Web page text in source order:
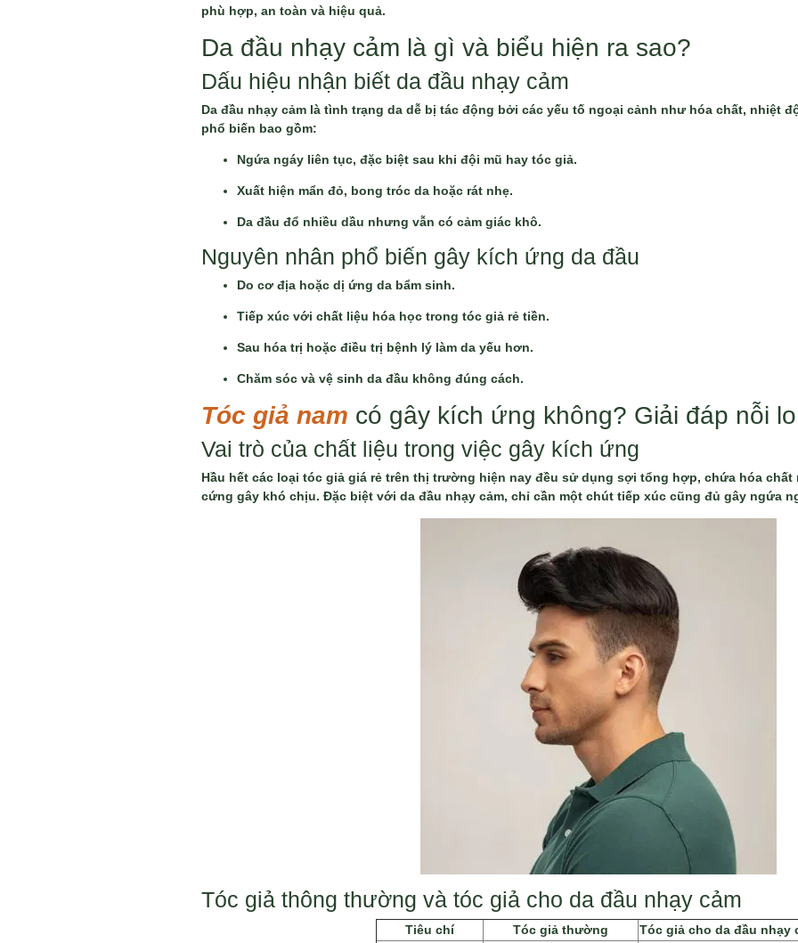
phù hợp, an toàn và hiệu quả.
Da đầu nhạy cảm là gì và biểu hiện ra sao?
Dấu hiệu nhận biết da đầu nhạy cảm
Da đầu nhạy cảm là tình trạng da dễ bị tác động bởi các yếu tố ngoại cảnh như hóa chất, nhiệt
phổ biến bao gồm:
Ngứa ngáy liên tục, đặc biệt sau khi đội mũ hay tóc giả.
Xuất hiện mẩn đỏ, bong tróc da hoặc rát nhẹ.
Da đầu đổ nhiều dầu nhưng vẫn có cảm giác khô.
Nguyên nhân phổ biến gây kích ứng da đầu
Do cơ địa hoặc dị ứng da bẩm sinh.
Tiếp xúc với chất liệu hóa học trong tóc giả rẻ tiền.
Sau hóa trị hoặc điều trị bệnh lý làm da yếu hơn.
Chăm sóc và vệ sinh da đầu không đúng cách.
Tóc giả nam có gây kích ứng không? Giải đáp nỗi
Vai trò của chất liệu trong việc gây kích ứng
Hầu hết các loại tóc giả giá rẻ trên thị trường hiện nay đều sử dụng sợi tổng hợp, chứa hóa chất
cứng gây khó chịu. Đặc biệt với da đầu nhạy cảm, chỉ cần một chút tiếp xúc cũng đủ gây ngứa
Tóc giả thông thường và tóc giả cho da đầu nhạy cảm
Tiêu chí Tóc giả thường Tóc giả cho da đầu nhạy